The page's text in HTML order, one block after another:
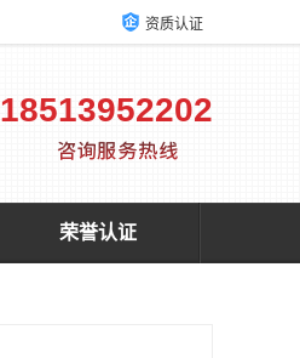
资质认证
18513952202
荣誉认证